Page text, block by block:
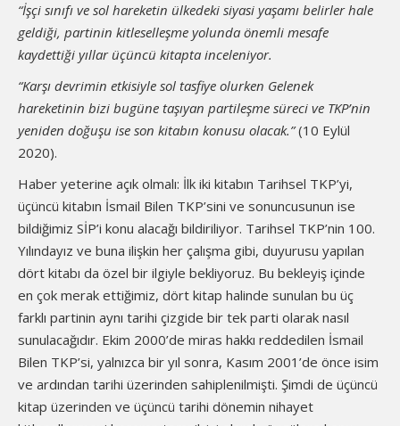
“İşçi sınıfı ve sol hareketin ülkedeki siyasi yaşamı belirler hale
geldiği, partinin kitleselleşme yolunda önemli mesafe
kaydettiği yıllar üçüncü kitapta inceleniyor.
“Karşı devrimin etkisiyle sol tasfiye olurken Gelenek
hareketinin bizi bugüne taşıyan partileşme süreci ve TKP’nin
yeniden doğuşu ise son kitabın konusu olacak.”(10 Eylül
2020).
Haber yeterine açık olmalı: İlk iki kitabın Tarihsel TKP’yi,
üçüncü kitabın İsmail Bilen TKP’sini ve sonuncusunun ise
bildiğimiz SİP’i konu alacağı bildiriliyor. Tarihsel TKP’nin 100.
Yılındayız ve buna ilişkin her çalışma gibi, duyurusu yapılan
dört kitabı da özel bir ilgiyle bekliyoruz. Bu bekleyiş içinde
en çok merak ettiğimiz, dört kitap halinde sunulan bu üç
farklı partinin aynı tarihi çizgide bir tek parti olarak nasıl
sunulacağıdır. Ekim 2000’de miras hakkı reddedilen İsmail
Bilen TKP’si, yalnızca bir yıl sonra, Kasım 2001’de önce isim
ve ardından tarihi üzerinden sahiplenilmişti. Şimdi de üçüncü
kitap üzerinden ve üçüncü tarihi dönemin nihayet